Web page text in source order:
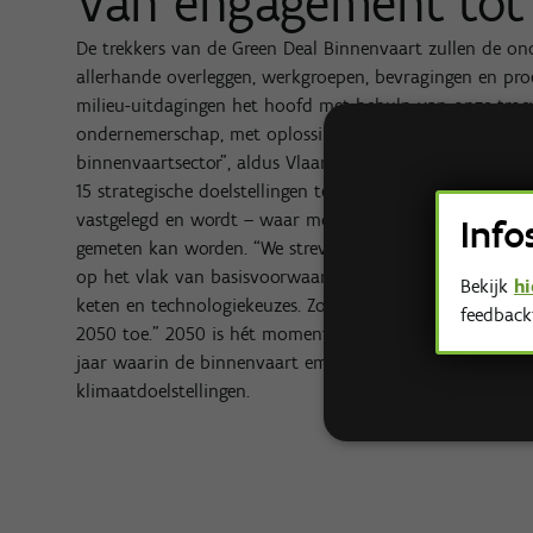
De trekkers van de Green Deal Binnenvaart zullen de
allerhande overleggen, werkgroepen, bevragingen en
milieu-uitdagingen het hoofd met behulp van onze
ondernemerschap, met oplossingen die mee worden
binnenvaartsector”, aldus Vlaams Minister van
15 strategische doelstellingen te monitoren, worden per
vastgelegd en wordt – waar mogelijk – een nulmeting
gemeten kan worden. “We streven naar resultaten tegen
op het vlak van basisvoorwaarden voor vergroening
keten en technologiekeuzes. Zo kunnen we de weg
2050 toe.” 2050 is hét moment waarop de effectieve
jaar waarin de binnenvaart emissieneutraal zou moeten
klimaatdoelstellingen.
Bekijk
Deze